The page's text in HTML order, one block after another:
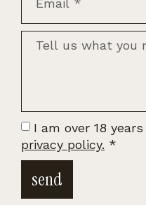
I am over 18
privacy policy. *
send